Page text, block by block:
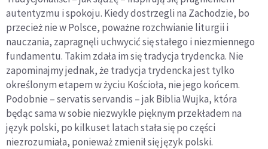
autentyzmu i spokoju. Kiedy dostrzegli na Zachodzie, bo
przecież nie w Polsce, poważne rozchwianie liturgii i
nauczania, zapragnęli uchwycić się stałego i niezmiennego
fundamentu. Takim zdała im się tradycja trydencka. Nie
zapominajmy jednak, że tradycja trydencka jest tylko
określonym etapem w życiu Kościoła, nie jego końcem.
Podobnie – servatis servandis – jak Biblia Wujka, która
będąc sama w sobie niezwykle pięknym przekładem na
język polski, po kilkuset latach stała się po części
niezrozumiała, ponieważ zmienił się język polski.